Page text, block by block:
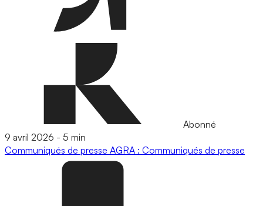
Abonné
9 avril 2026 - 5 min
Communiqués de presse AGRA : Communiqués de presse